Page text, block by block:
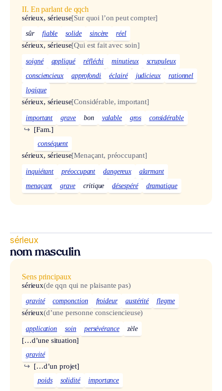
II. En parlant de qqch
sérieux, sérieuse[Sur quoi l’on peut compter]
sûr fiable solide sincère réel
sérieux, sérieuse[Qui est fait avec soin]
soigné appliqué réfléchi minutieux
scrupuleux
consciencieux
approfondi éclairé judicieux
rationnel
logique
sérieux, sérieuse[Considérable, important]
important grave bon valable gros considérable
[Fam.]
↪
conséquent
sérieux, sérieuse[Menaçant, préoccupant]
inquiétant préoccupant dangereux
alarmant
menaçant
grave critique désespéré dramatique
sérieux
nom masculin
Sens principaux
sérieux(de qqn qui ne plaisante pas)
gravité componction froideur austérité flegme
sérieux(d’une personne consciencieuse)
application soin persévérance zèle
[…d’une situation]
gravité
[…d’un projet]
↪
poids solidité importance